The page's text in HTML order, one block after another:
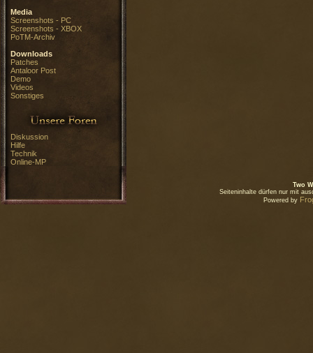
Media
Screenshots - PC
Screenshots - XBOX
PoTM-Archiv
Downloads
Patches
Antaloor Post
Demo
Videos
Sonstiges
Diskussion
Hilfe
Technik
Online-MP
Two
Seiteninhalte dürfen nur mit
Powered by